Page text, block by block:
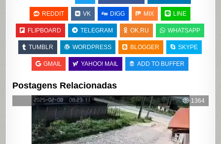
REDDIT VK DIGG MIX LINE
FLIPBOARD TELEGRAM OK.RU WHATSAPP
TUMBLR WORDPRESS BLOGGER SKYPE
GMAIL YAHOO! MAIL ADD TO BUFFER
Postagens Relacionadas
1364